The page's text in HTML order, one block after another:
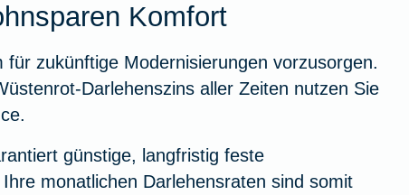
Komfort
für zukünftige Modernisierungen vorzusorgen.
Darlehenszins aller Zeiten nutzen Sie
günstige, langfristig feste
monatlichen Darlehensraten sind somit